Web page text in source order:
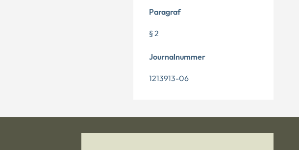
Paragraf
§ 2
Journalnummer
1213913-06